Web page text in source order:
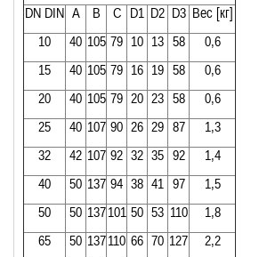
DN DIN A B C D1 D2 D3 Вес [кг]
10
40 105 79 10 13 58
0,6
15
40 105 79 16 19 58
0,6
20
40 105 79 20 23 58
0,6
25
40 107 90 26 29 87
1,3
32
42 107 92 32 35 92
1,4
40
50 137 94 38 41 97
1,5
50
50 137101 50 53 110
1,8
65
50 137110 66 70 127
2,2